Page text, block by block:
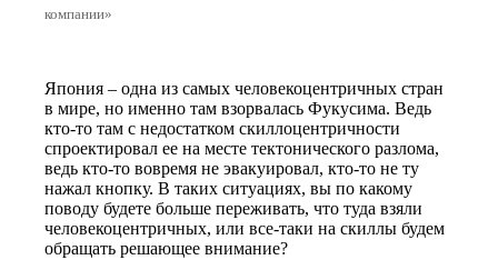
компании»
Япония – одна из самых человекоцентричных стран
в мире, но именно там взорвалась Фукусима. Ведь
кто-то там с недостатком скиллоцентричности
спроектировал ее на месте тектонического разлома,
ведь кто-то вовремя не эвакуировал, кто-то не ту
нажал кнопку. В таких ситуациях, вы по какому
поводу будете больше переживать, что туда взяли
человекоцентричных, или все-таки на скиллы будем
обращать решающее внимание?